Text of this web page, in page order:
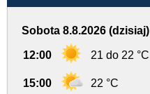
Sobota 8.8.2026 (dzisiaj)
12:00 21 do 22 °C
15:00 22 °C